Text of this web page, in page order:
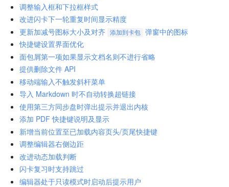
调整输入框和下拉框样式
改进闪卡下一轮重复时间显示精度
更新加减号图标大小及对齐
添加到卡包
弹窗中的图标
快捷键设置界面优化
面包屑第一项如果显示文档名则不进行省略
提供删除文件 API
移动端输入不触发斜杆菜单
导入 Markdown 时不自动转换超链接
使用第三方同步盘时弹出提示并退出内核
添加 PDF 快捷键说明及显示
新增当前位置至已加载内容页头/页尾快捷键
调整编辑器右侧边距
改进动态加载判断
闪卡复习时支持跳过
编辑器处于只读模式时启动后提示用户